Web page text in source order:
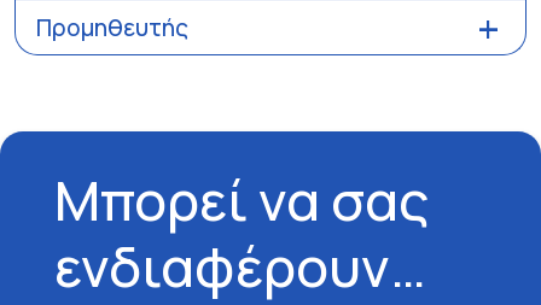
Προμηθευτής
Μπορεί να σας
ενδιαφέρουν…